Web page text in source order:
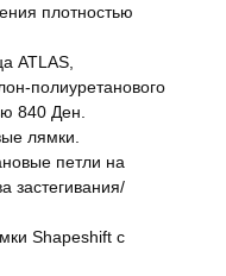
плотностью
ATLAS,
полиуретанового
840 Ден.
лямки.
петли на
застегивания/
Shapeshift с